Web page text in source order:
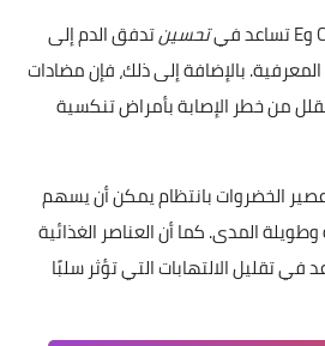
تحسينتدفق الدم إلى
بالإضافة إلى ذلك، فإن مضادات
من خطر الإصابة بأمراض تنكسية
عصير الخضروات بانتظام يمكن أن يسهم
المدى. كما أن العناصر الغذائية
تقليل الالتهابات التي تؤثر سلبًا